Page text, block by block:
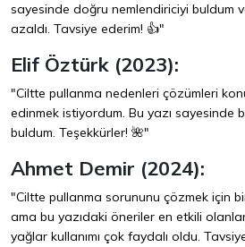
sayesinde doğru nemlendiriciyi buldum
azaldı. Tavsiye ederim! 👍"
Elif Öztürk (2023):
"Ciltte pullanma nedenleri çözümleri
edinmek istiyordum. Bu yazı sayesinde
buldum. Teşekkürler! 🌺"
Ahmet Demir (2024):
"Ciltte pullanma sorununu çözmek için
ama bu yazıdaki öneriler en etkili
yağlar kullanımı çok faydalı oldu.